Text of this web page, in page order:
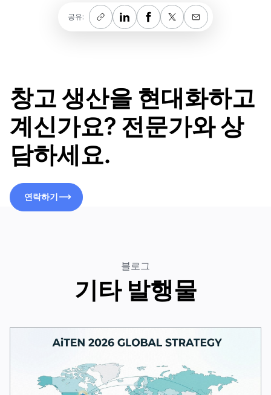
공유:
창고 생산을 현대화하고
계신가요? 전문가와 상
담하세요.
연락하기
블로그
기타 발행물